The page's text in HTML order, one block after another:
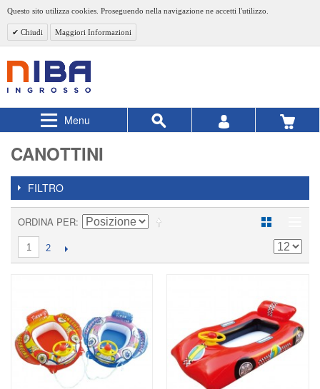
Questo sito utilizza cookies. Proseguendo nella navigazione ne accetti l'utilizzo.
Chiudi Maggiori Informazioni
Menu
CANOTTINI
FILTRO
ORDINA PER
1 2